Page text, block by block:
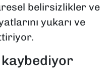
belirsizlikler ve
yukarı ve
kaybediyor